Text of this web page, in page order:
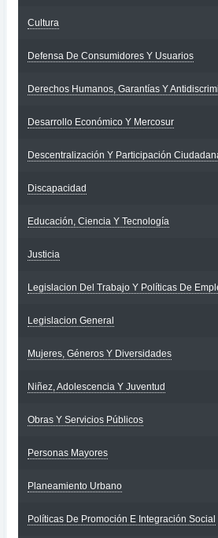
Cultura
Defensa De Consumidores Y Usuarios
Derechos Humanos, Garantías Y
Desarrollo Económico Y Mercosur
Descentralización Y Participación
Discapacidad
Educación, Ciencia Y Tecnología
Justicia
Legislacion Del Trabajo Y Políticas De
Legislacion General
Mujeres, Géneros Y Diversidades
Niñez, Adolescencia Y Juventud
Obras Y Servicios Públicos
Personas Mayores
Planeamiento Urbano
Políticas De Promoción E Integración Social